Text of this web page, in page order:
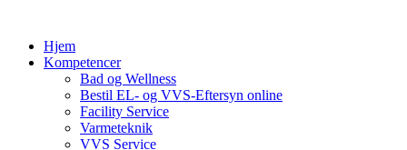
Hjem
Kompetencer
Bad og Wellness
Bestil EL- og VVS-Eftersyn online
Facility Service
Varmeteknik
VVS Service